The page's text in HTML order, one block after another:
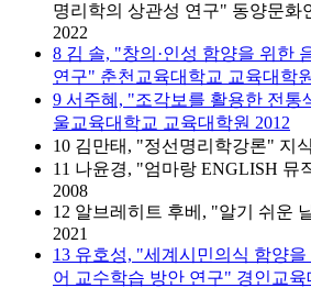
명리학의 상관성 연구" 동양문화
2022
8 김 솔, "창의·인성 함양을 위한
연구" 춘천교육대학교 교육대학
9 서주혜, "조각보를 활용한 전통
울교육대학교 교육대학원 2012
10 김만태, "정선명리학강론" 지
11 나윤경, "엄마랑 ENGLISH 뮤
2008
12 알브레히트 후베, "알기 쉬운
2021
13 유호성, "세계시민의식 함양
어 교수학습 방안 연구" 경인교